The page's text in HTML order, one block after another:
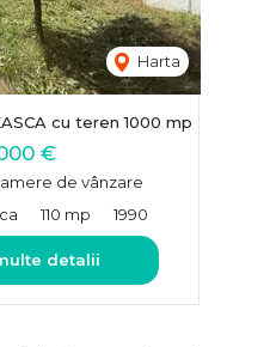
Harta
cu teren 1000 mp
€
de vânzare
110 mp 1990
detalii